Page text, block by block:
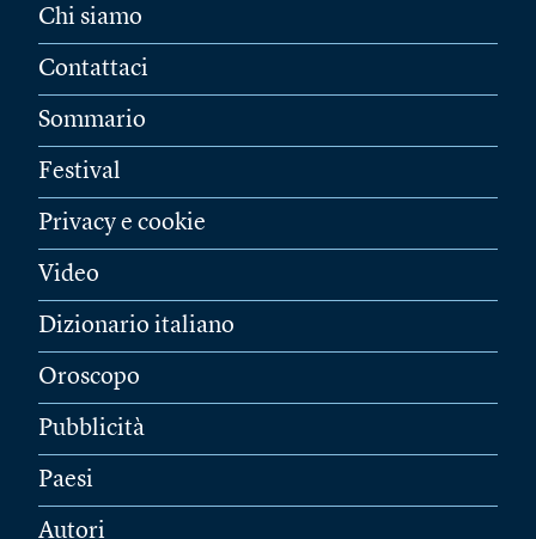
Chi siamo
Contattaci
Sommario
Festival
Privacy e cookie
Video
Dizionario italiano
Oroscopo
Pubblicità
Paesi
Autori